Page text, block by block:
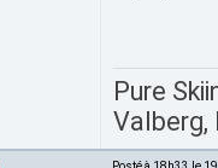
Pure
Valberg,